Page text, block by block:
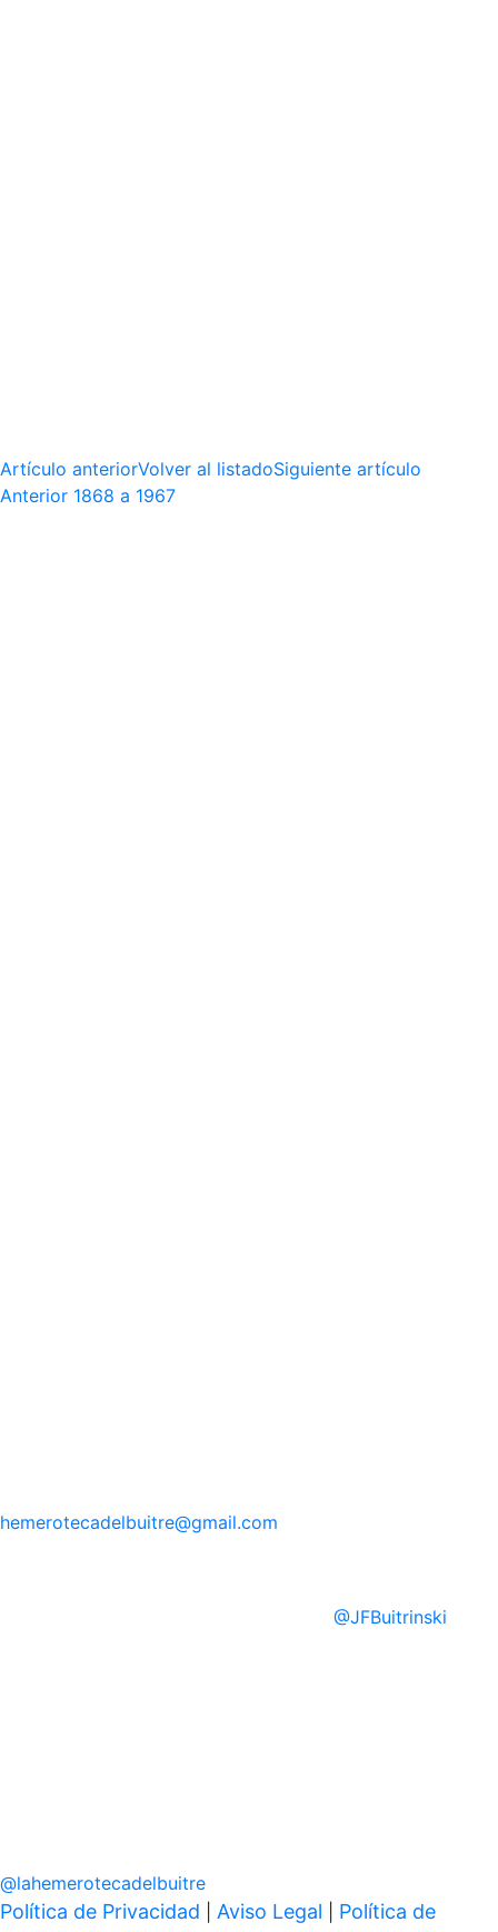
Artículo anteriorVolver al listadoSiguiente artículo
Anterior 1868 a 1967
hemerotecadelbuitre@gmail.com
@JFBuitrinski
@lahemerotecadelbuitre
Política de Privacidad Aviso Legal
Política de